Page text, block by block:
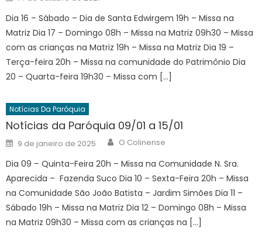
on
Dia 16 – Sábado – Dia de Santa Edwirgem 19h – Missa na
Matriz Dia 17 – Domingo 08h – Missa na Matriz 09h30 – Missa
com as crianças na Matriz 19h – Missa na Matriz Dia 19 –
Terça-feira 20h – Missa na comunidade do Patrimônio Dia
20 – Quarta-feira 19h30 – Missa com […]
Notícias Da Paróquia
Notícias da Paróquia 09/01 a 15/01
Posted
on
9 de janeiro de 2025 Author
O Colinense
Dia 09 – Quinta-Feira 20h – Missa na Comunidade N. Sra.
Aparecida – Fazenda Suco Dia 10 – Sexta-Feira 20h – Missa
na Comunidade São João Batista – Jardim Simões Dia 11 –
Sábado 19h – Missa na Matriz Dia 12 – Domingo 08h – Missa
na Matriz 09h30 – Missa com as crianças na […]